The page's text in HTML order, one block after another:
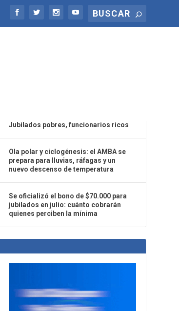
Jubilados pobres, funcionarios ricos
Ola polar y ciclogénesis: el AMBA se
prepara para lluvias, ráfagas y un
nuevo descenso de temperatura
Se oficializó el bono de $70.000 para
jubilados en julio: cuánto cobrarán
quienes perciben la mínima